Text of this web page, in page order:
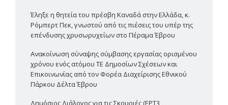
Έληξε η θητεία του πρέσβη Καναδά στην Ελλάδα, κ.
Ρόμπερτ Πεκ, γνωστού από τις πιέσεις του υπέρ της
επένδυσης χρυσωρυχείων στο Πέραμα Έβρου
Ανακοίνωση σύναψης σύμβασης εργασίας ορισμένου
χρόνου ενός ατόμου ΤΕ Δημοσίων Σχέσεων και
Επικοινωνίας από τον Φορέα Διαχείρισης Εθνικού
Πάρκου Δέλτα Έβρου
Δημόσιος Διάλογος για τις Σκουριές (ΕΡΤ3,